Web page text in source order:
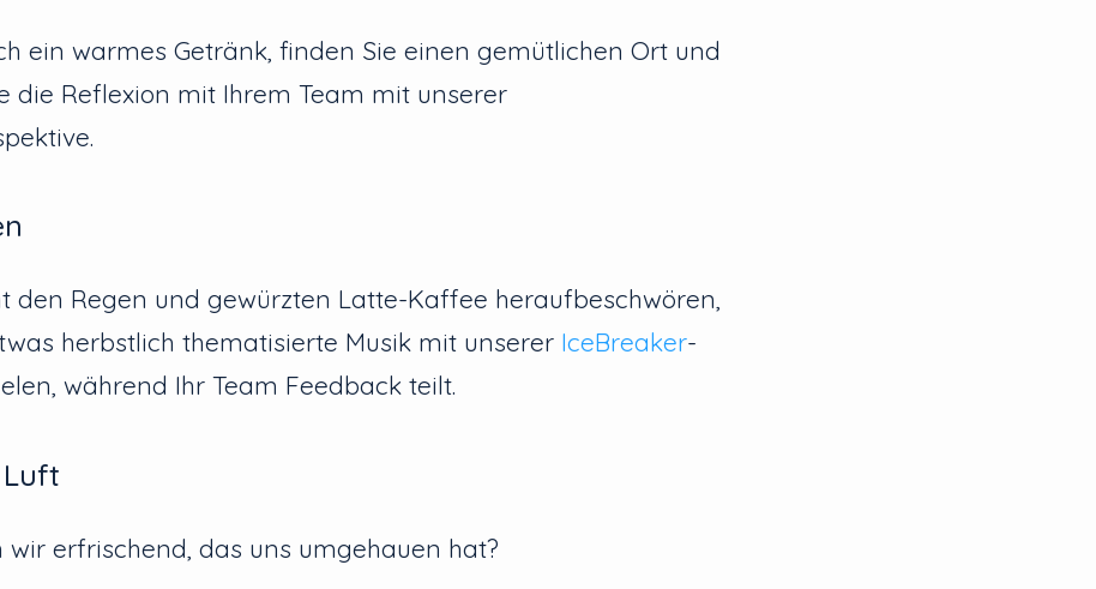
ein warmes Getränk, finden Sie einen gemütlichen Ort und
die Reflexion mit Ihrem Team mit unserer
den Regen und gewürzten Latte-Kaffee heraufbeschwören,
herbstlich thematisierte Musik mit unserer IceBreaker-
während Ihr Team Feedback teilt.
Luft
erfrischend, das uns umgehauen hat?